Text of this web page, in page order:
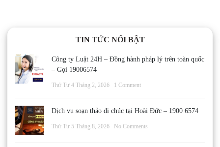
TIN TỨC NỔI BẬT
Công ty Luật 24H – Đồng hành pháp lý trên toàn quốc
– Gọi 19006574
Thứ Tư 4 Tháng 2, 2026 1 Comment
Dịch vụ soạn thảo di chúc tại Hoài Đức – 1900 6574
Thứ Tư 5 Tháng 8, 2026 No Comments